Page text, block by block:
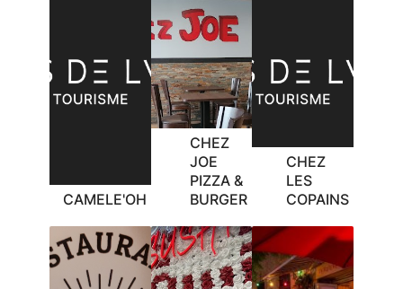
recherche
CAMELE'OH
CHEZ
JOE
PIZZA &
BURGER
CHEZ
LES
COPAINS